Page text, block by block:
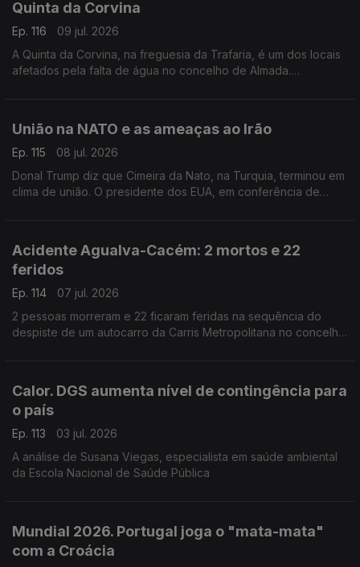
Quinta da Corvina
Ep. 116
09 jul. 2026
A Quinta da Corvina, na freguesia da Trafaria, é um dos locais
afetados pela falta de água no concelho de Almada.
União na NATO e as ameaças ao Irão
Ep. 115
08 jul. 2026
Donal Trump diz que Cimeira da Nato, na Turquia, terminou em
clima de união. O presidente dos EUA, em conferência de
Acidente Agualva-Cacém: 2 mortos e 22
feridos
Ep. 114
07 jul. 2026
2 pessoas morreram e 22 ficaram feridas na sequência do
despiste de um autocarro da Carris Metropolitana no concelho
Calor. DGS aumenta nível de contingência para
o país
Ep. 113
03 jul. 2026
A análise de Susana Viegas, especialista em saúde ambiental
da Escola Nacional de Saúde Pública
Mundial 2026. Portugal joga o "mata-mata"
com a Croácia